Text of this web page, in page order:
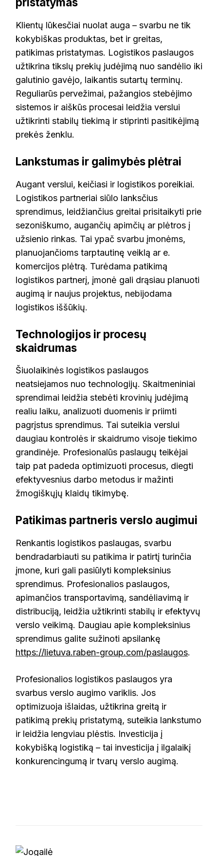
Klientų lūkesčiai nuolat auga – svarbu ne tik
kokybiškas produktas, bet ir greitas,
patikimas pristatymas. Logistikos paslaugos
užtikrina tikslų prekių judėjimą nuo sandėlio iki
galutinio gavėjo, laikantis sutartų terminų.
Reguliarūs pervežimai, pažangios stebėjimo
sistemos ir aiškūs procesai leidžia verslui
užtikrinti stabilų tiekimą ir stiprinti pasitikėjimą
prekės ženklu.
Lankstumas ir galimybės plėtrai
Augant verslui, keičiasi ir logistikos poreikiai.
Logistikos partneriai siūlo lanksčius
sprendimus, leidžiančius greitai prisitaikyti prie
sezoniškumo, augančių apimčių ar plėtros į
užsienio rinkas. Tai ypač svarbu įmonėms,
planuojančioms tarptautinę veiklą ar e.
komercijos plėtrą. Turėdama patikimą
logistikos partnerį, įmonė gali drąsiau planuoti
augimą ir naujus projektus, nebijodama
logistikos iššūkių.
Technologijos ir procesų
skaidrumas
Šiuolaikinės logistikos paslaugos
neatsiejamos nuo technologijų. Skaitmeniniai
sprendimai leidžia stebėti krovinių judėjimą
realiu laiku, analizuoti duomenis ir priimti
pagrįstus sprendimus. Tai suteikia verslui
daugiau kontrolės ir skaidrumo visoje tiekimo
grandinėje. Profesionalūs paslaugų teikėjai
taip pat padeda optimizuoti procesus, diegti
efektyvesnius darbo metodus ir mažinti
žmogiškųjų klaidų tikimybę.
Patikimas partneris verslo augimui
Renkantis logistikos paslaugas, svarbu
bendradarbiauti su patikima ir patirtį turinčia
įmone, kuri gali pasiūlyti kompleksinius
sprendimus. Profesionalios paslaugos,
apimančios transportavimą, sandėliavimą ir
distribuciją, leidžia užtikrinti stabilų ir efektyvų
verslo veikimą. Daugiau apie kompleksinius
sprendimus galite sužinoti apsilankę
https://lietuva.raben-group.com/paslaugos.
Profesionalios logistikos paslaugos yra
svarbus verslo augimo variklis. Jos
optimizuoja išlaidas, užtikrina greitą ir
patikimą prekių pristatymą, suteikia lankstumo
ir leidžia lengviau plėstis. Investicija į
kokybišką logistiką – tai investicija į ilgalaikį
konkurencingumą ir tvarų verslo augimą.